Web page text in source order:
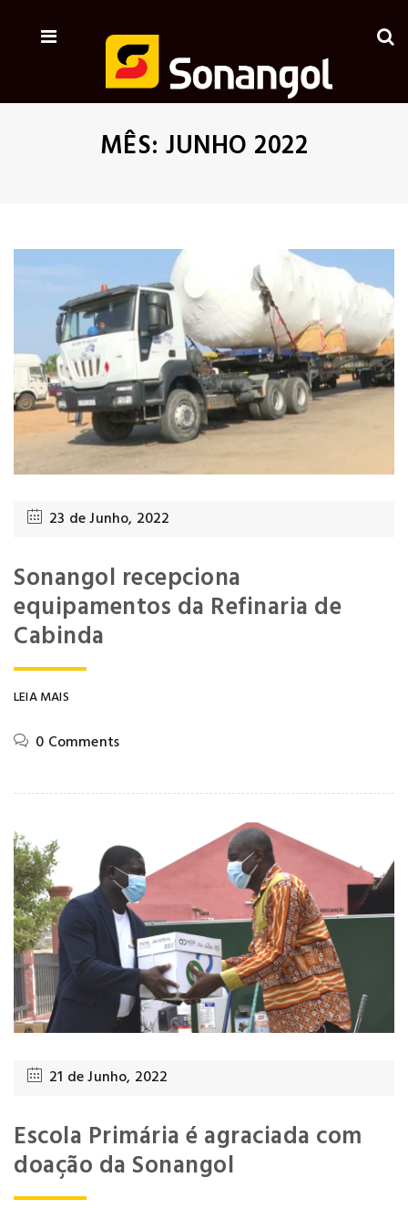
MÊS:JUNHO 2022
23 de Junho, 2022
Sonangol recepciona
equipamentos da Refinaria de
Cabinda
LEIA MAIS
0 Comments
21 de Junho, 2022
Escola Primária é agraciada com
doação da Sonangol